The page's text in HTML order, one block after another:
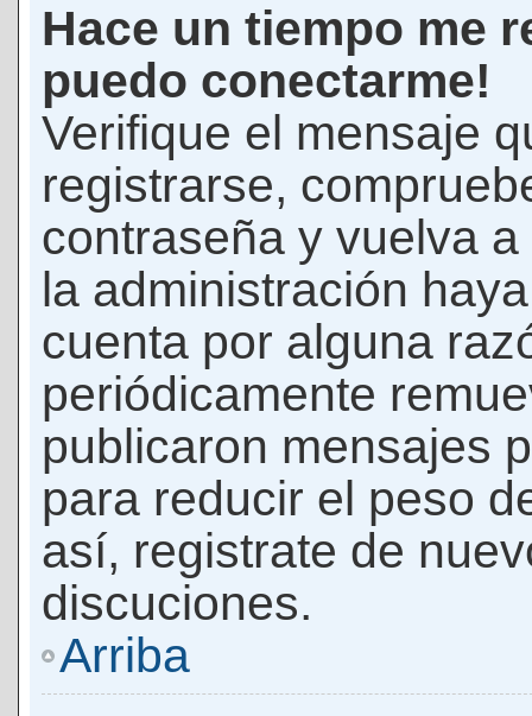
Hace un tiempo me
puedo conectarme!
Verifique el mensaje
registrarse,
contraseña y vuelva
la administración
cuenta por alguna
periódicamente
publicaron mensajes
para reducir el peso
así, registrate de
discuciones.
Arriba